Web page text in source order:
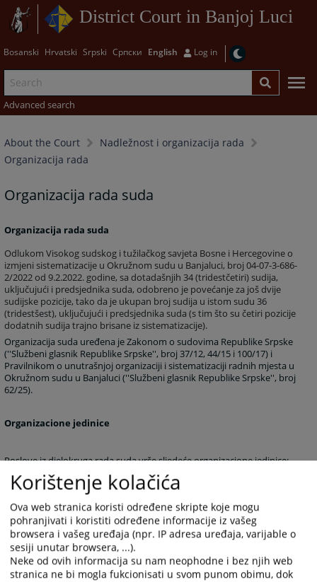
District Court in Banjoj Luci
Bosanski Hrvatski Srpski Српски English Log in
Advanced search
About the Court
Nadležnost i organizacija rada
Organizacija rada
Organizacija rada suda
Organizacija rada suda
Odlukom Visokog sudskog i tužilačkog savjeta Bosne i Hercegovine o
izmjeni sistematizacije u Okružnom sudu u Banjaluci, broj 04-07-3-686-
2/2022 od 9.2.2022. godine, sa dotadašnjih 34 (tridestčetiri) sudija,
uključujući i predsjednika suda, odobreno je povećanje za još dvije
sudijske pozicije, tako da je ukupan broj sudija u istom sudu 36
(tridestšest), uključujući i predsjednika suda (s tim što su četiri pozicije
dodatnih sudija trajno brisane iz sistematizacije).
Organizacija suda uređena je Zakonom o sudovima Republike Srpske
(''Službeni glasnik Republike Srpske'', broj 37/12, 44/15 i 100/17) i
Pravilnikom o unutrašnjoj organizaciji i sistematizaciji radnih mjesta u
Okružnom sudu u Banjaluci (''Službeni glasnik Republike Srpske'', broj
62/25).
Organizacione jedinice
Poslove iz djelokruga rada suda vrše sljedeće organizacione jedinice:
1. Krivično-prekršajno odjeljenje,
2. Posebno odjeljenje za suzbijanje korupcije, organizovanog i najtežih
oblika privrednog kriminala,
3. Građansko odjeljenje,
4. Upravno odjeljenje,
5. Organizaciona jedinica sudske uprave koju čine sljedeći odsjeci:
Odsjek za sudsku pisarnicu i druge administrativno-tehničke poslove,
Korištenje kolačića
Ova web stranica koristi određene skripte koje mogu
pohranjivati i koristiti određene informacije iz vašeg
browsera i vašeg uređaja (npr. IP adresa uređaja, varijable o
sesiji unutar browsera, ...).
Neke od ovih informacija su nam neophodne i bez njih web
stranica ne bi mogla fukcionisati u svom punom obimu, dok